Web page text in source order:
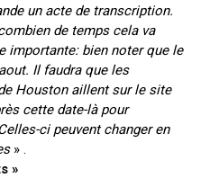
un acte de transcription.
de temps cela va
importante: bien noter que le
Il faudra que les
Houston aillent sur le site
cette date-là pour
ci peuvent changer en
» .
»